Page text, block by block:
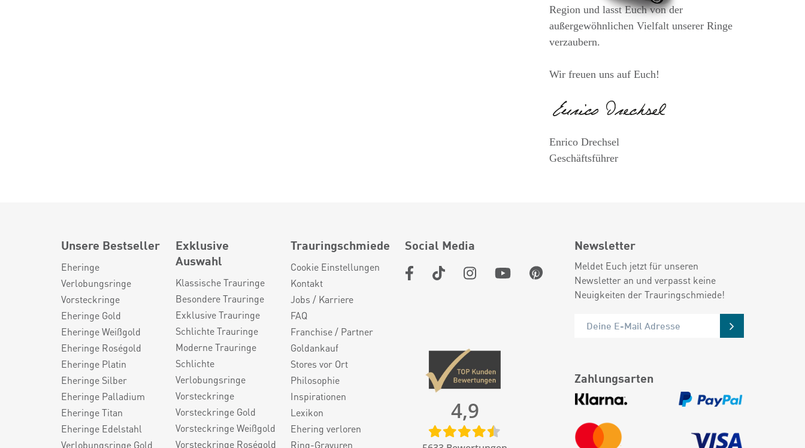
Region und lasst Euch von der
außergewöhnlichen Vielfalt unserer Ringe
verzaubern.
Wir freuen uns auf Euch!
Enrico Drechsel
Geschäftsführer
Unsere Bestseller
Eheringe
Verlobungsringe
Vorsteckringe
Eheringe Gold
Eheringe Weißgold
Eheringe Roségold
Eheringe Platin
Eheringe Silber
Eheringe Palladium
Eheringe Titan
Eheringe Edelstahl
Verlobungsringe Gold
Exklusive
Auswahl
Klassische Trauringe
Besondere Trauringe
Exklusive Trauringe
Schlichte Trauringe
Moderne Trauringe
Schlichte
Verlobungsringe
Vorsteckringe
Vorsteckringe Gold
Vorsteckringe Weißgold
Vorsteckringe Roségold
Trauringschmiede
Cookie Einstellungen
Kontakt
Jobs / Karriere
FAQ
Franchise / Partner
Goldankauf
Stores vor Ort
Philosophie
Inspirationen
Lexikon
Ehering verloren
Ring-Gravuren
Social Media
4,9
Newsletter
Meldet Euch jetzt für unseren
Newsletter an und verpasst keine
Neuigkeiten der Trauringschmiede!
Zahlungsarten